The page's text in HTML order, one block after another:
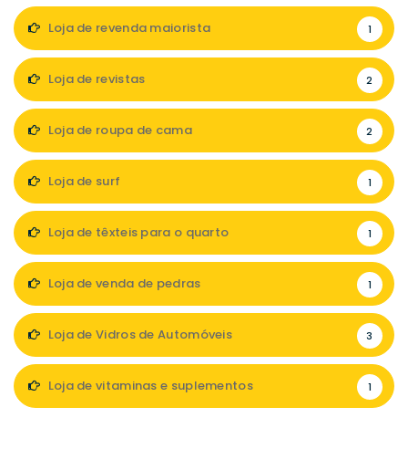
Loja de revenda maiorista 1
Loja de revistas 2
Loja de roupa de cama 2
Loja de surf 1
Loja de têxteis para o quarto 1
Loja de venda de pedras 1
Loja de Vidros de Automóveis 3
Loja de vitaminas e suplementos 1